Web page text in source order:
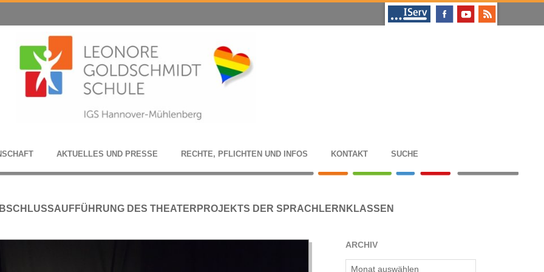
AKTU­EL­LES UND PRESSE RECHTE, PFLICH­TEN UND INFOS KON­TAKT SUCHE
DES THEATERPROJEKTS DER SPRACHLERNKLASSEN
ARCHIV
Archiv